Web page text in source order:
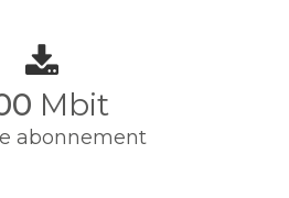
Mbit
abonnement